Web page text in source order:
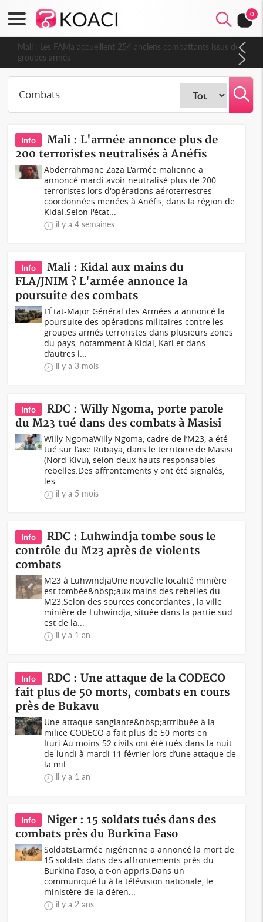
0
Mali : Les FAMa accueillent 254 anciens combattants issus de
groupes armés
Info
Mali : L'armée annonce plus de
200 terroristes neutralisés à Anéfis
Abderrahmane Zaza L'armée malienne a
annoncé mardi avoir neutralisé plus de 200
terroristes lors d'opérations aéroterrestres
coordonnées menées à Anéfis, dans la région de
Kidal.Selon l'état...
il y a 4 semaines
Info
Mali : Kidal aux mains du
FLA/JNIM ? L'armée annonce la
poursuite des combats
L’État-Major Général des Armées a annoncé la
poursuite des opérations militaires contre les
groupes armés terroristes dans plusieurs zones
du pays, notamment à Kidal, Kati et dans
d’autres l...
il y a 3 mois
Info
RDC : Willy Ngoma, porte parole
du M23 tué dans des combats à Masisi
Willy NgomaWilly Ngoma, cadre de l’M23, a été
tué sur l’axe Rubaya, dans le territoire de Masisi
(Nord-Kivu), selon deux hauts responsables
rebelles.Des affrontements y ont été signalés,
les...
il y a 5 mois
Info
RDC : Luhwindja tombe sous le
contrôle du M23 après de violents
combats
M23 à LuhwindjaUne nouvelle localité minière
est tombée&nbsp;aux mains des rebelles du
M23.Selon des sources concordantes , la ville
minière de Luhwindja, située dans la partie sud-
est de la...
il y a 1 an
Info
RDC : Une attaque de la CODECO
fait plus de 50 morts, combats en cours
près de Bukavu
Une attaque sanglante&nbsp;attribuée à la
milice CODECO a fait plus de 50 morts en
Ituri.Au moins 52 civils ont été tués dans la nuit
de lundi à mardi 11 février lors d’une attaque de
la mil...
il y a 1 an
Info
Niger : 15 soldats tués dans des
combats près du Burkina Faso
SoldatsL'armée nigérienne a annoncé la mort de
15 soldats dans des affrontements près du
Burkina Faso, a t-on appris.Dans un
communiqué lu à la télévision nationale, le
ministère de la défen...
il y a 2 ans